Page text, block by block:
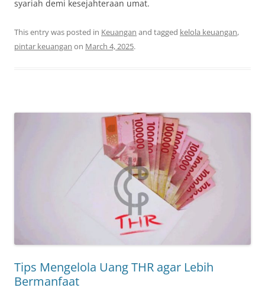
syariah demi kesejahteraan umat.
This entry was posted in Keuangan and tagged kelola keuangan,
pintar keuangan on March 4, 2025.
Tips Mengelola Uang THR agar Lebih
Bermanfaat